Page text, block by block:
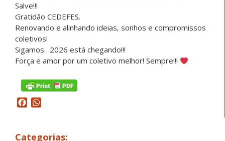
Salve!!!
Gratidão CEDEFES.
Renovando e alinhando ideias, sonhos e compromissos
coletivos!
Sigamos…2026 está chegando!!!
Força e amor por um coletivo melhor! Sempre!!!
Facebook
Categorias: